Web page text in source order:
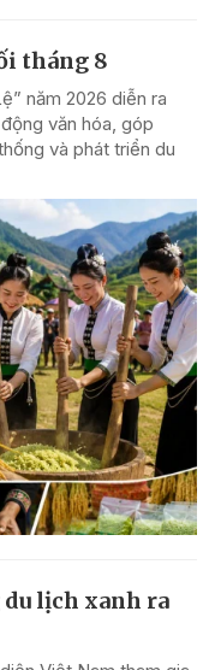
tháng 8
năm 2026 diễn ra
văn hóa, góp
và phát triển du
lịch xanh ra